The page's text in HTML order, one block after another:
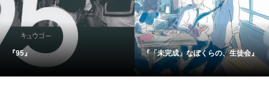
『95』 『「未完成」なぼくらの、生徒会』